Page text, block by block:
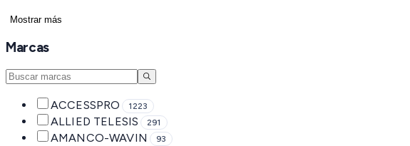
Mostrar más
Marcas
ACCESSPRO 1223
ALLIED TELESIS 291
AMANCO-WAVIN 93